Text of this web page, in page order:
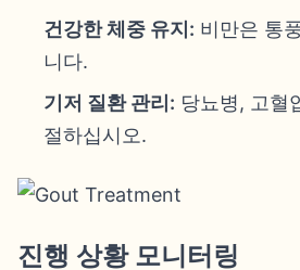
건강한 체중 유지: 비만은 통
니다.
기저 질환 관리: 당뇨병, 고혈
절하십시오.
진행 상황 모니터링